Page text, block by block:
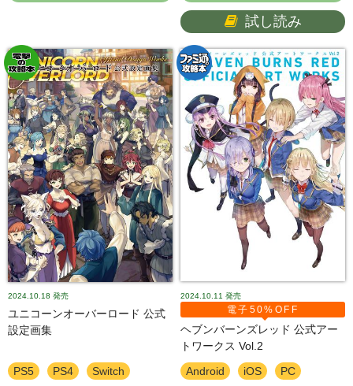
試し読み
2024.10.18 発売
ユニコーンオーバーロード 公式
設定画集
PS5 PS4 Switch
2024.10.11 発売
電子50%OFF
ヘブンバーンズレッド 公式アー
トワークス Vol.2
Android iOS PC